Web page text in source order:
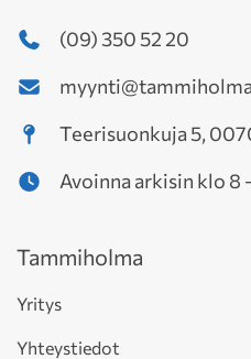
(09) 350 52 20
Teerisuonkuja 5,
Avoinna arkisin klo 8
Tammiholma
Yritys
Yhteystiedot